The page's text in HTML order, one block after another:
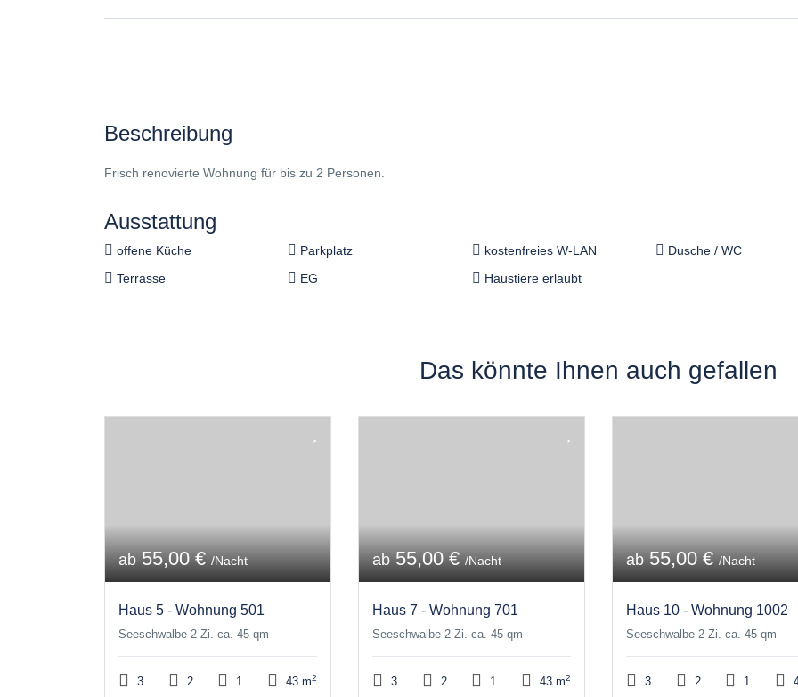
Beschreibung
Frisch renovierte Wohnung für bis zu 2 Personen.
Ausstattung
offene Küche Parkplatz kostenfreies W-LAN
Dusche / WC
Terrasse
EG Haustiere erlaubt
Das könnte Ihnen auch gefallen
ab55,00 €/Nacht
Haus 5 - Wohnung 501
Seeschwalbe 2 Zi. ca. 45 qm
3 2 1 43 m2
ab55,00 €/Nacht
Haus 7 - Wohnung 701
Seeschwalbe 2 Zi. ca. 45 qm
3 2 1 43 m2
ab55,00 €/Nacht
Haus 10 - Wohnung 1002
Seeschwalbe 2 Zi. ca. 45 qm
3 2 1